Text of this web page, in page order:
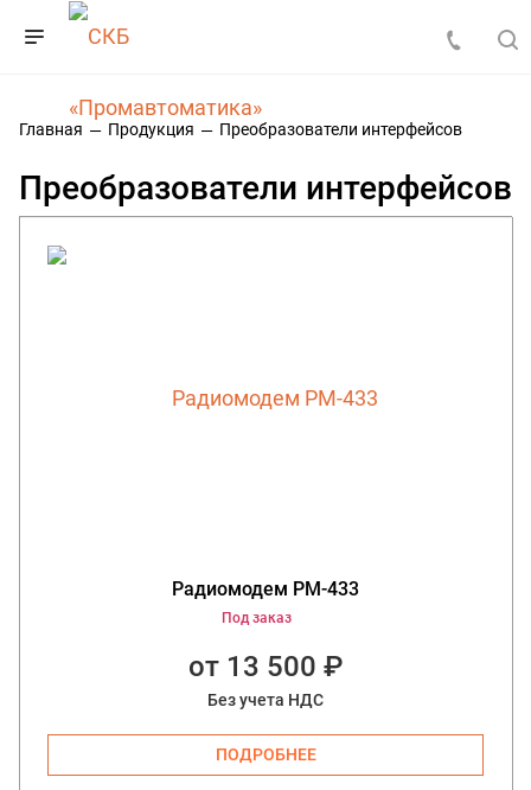
Главная Продукция Преобразователи интерфейсов
Преобразователи интерфейсов
Радиомодем РМ-433
Под заказ
от 13 500 ₽
Без учета НДС
ПОДРОБНЕЕ